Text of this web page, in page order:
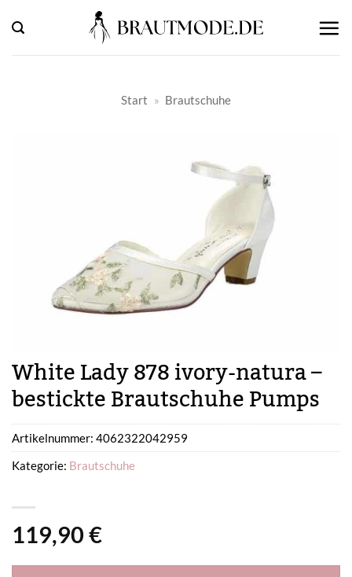
Inhalt
springen
Start » Brautschuhe
White Lady 878 ivory-natura –
bestickte Brautschuhe Pumps
119,90 €
Artikelnummer: 4062322042959
Kategorie: Brautschuhe